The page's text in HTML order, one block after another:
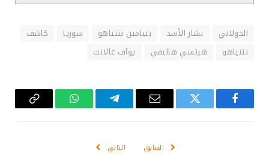
الجولاني بشار الأسد بنيامين نتنياهو سوريا
كاشف
نتنياهو
هرتسي هاليفي يوآف غالانت
فيسبوك تويتر
البريد
تيلقرام واتساب Copy
السابق التالي